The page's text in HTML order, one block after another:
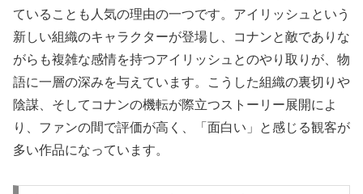
ていることも人気の理由の一つです。アイリッシュという
新しい組織のキャラクターが登場し、コナンと敵でありな
がらも複雑な感情を持つアイリッシュとのやり取りが、物
語に一層の深みを与えています。こうした組織の裏切りや
陰謀、そしてコナンの機転が際立つストーリー展開によ
り、ファンの間で評価が高く、「面白い」と感じる観客が
多い作品になっています。